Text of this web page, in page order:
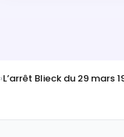
›L’arrêt Blieck du 29 mars